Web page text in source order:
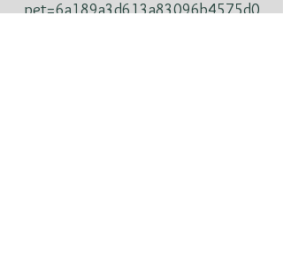
pet=6a189a3d613a83096b4575d0